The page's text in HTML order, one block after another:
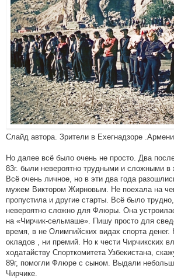
Слайд автора. Зрители в Ехегнадзоре
Но далее всё было очень не просто. Два
83г. были невероятно трудными и сложными
Всё очень личное, но в эти два года
мужем Виктором Жирновым. Не поехала на
пропустила и другие старты. Всё было
невероятно сложно для Флюры. Она
на «Чирчик-сельмаше». Пишу просто для
время, в не Олимпийских видах спорта
окладов , ни премий. Но к чести Чирчикских
ходатайству Спорткомитета Узбекистана,
89г, помогли Флюре с сыном. Выдали
Чирчике.